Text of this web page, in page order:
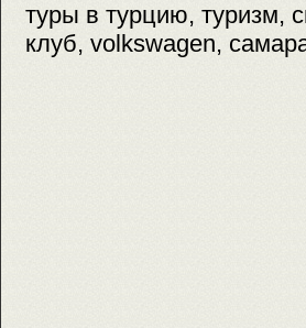
туры в турцию, туризм,
клуб, volkswagen,